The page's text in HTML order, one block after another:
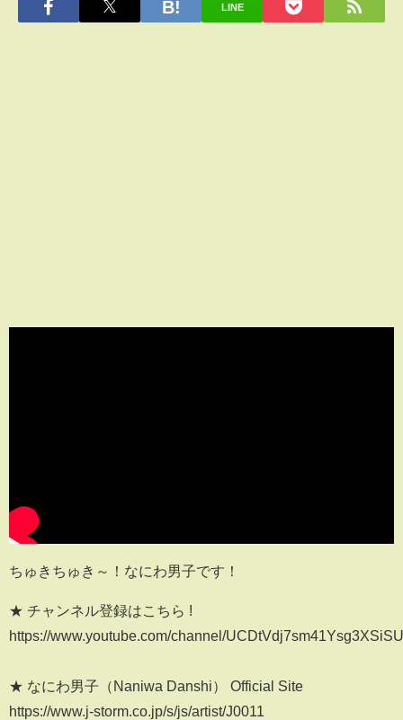
LINE
ちゅきちゅき～！なにわ男子です！
★ チャンネル登録はこちら !
https://www.youtube.com/channel/
★ なにわ男子（Naniwa Danshi） Official Site
https://www.j-storm.co.jp/s/js/artist/J0011